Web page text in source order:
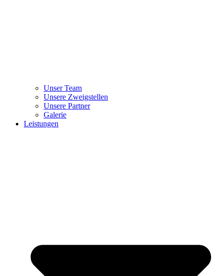
Unser Team
Unsere Zweigstellen
Unsere Partner
Galerie
Leistungen